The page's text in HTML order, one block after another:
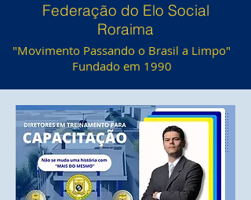
Federação do Elo Social
Roraima
"Movimento Passando o Brasil a Limpo"
Fundado em 1990